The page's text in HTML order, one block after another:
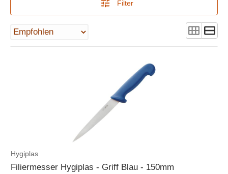
Filter
Hygiplas
Filiermesser Hygiplas - Griff Blau - 150mm